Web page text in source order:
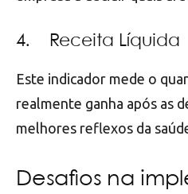
4. Receita Líquida
Este indicador mede o
realmente ganha após as
melhores reflexos da
Desafios na